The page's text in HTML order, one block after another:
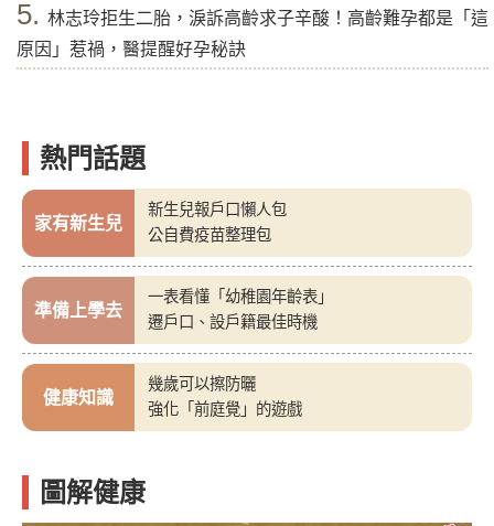
5. 林志玲拒生二胎，淚訴高齡求子辛酸！高齡難孕都是「這
原因」惹禍，醫提醒好孕秘訣
熱門話題
家有新生兒
新生兒報戶口懶人包
公自費疫苗整理包
準備上學去
一表看懂「幼稚園年齡表」
遷戶口、設戶籍最佳時機
健康知識
幾歲可以擦防曬
強化「前庭覺」的遊戲
圖解健康